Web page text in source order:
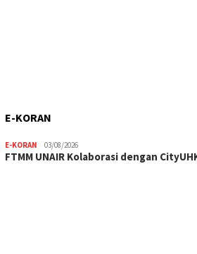
E-KORAN
E-KORAN 03/08/2026
FTMM UNAIR Kolaborasi dengan